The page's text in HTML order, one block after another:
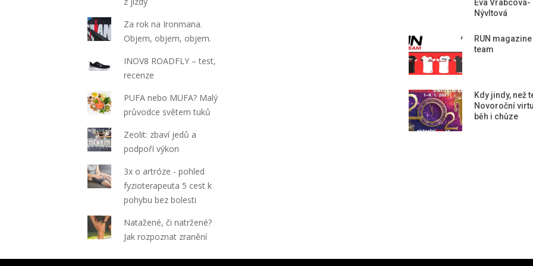
Za rok na Ironmana.
Objem, objem, objem.
INOV8 ROADFLY – test,
recenze
PUFA nebo MUFA? Malý
průvodce světem tuků
Zeolit: zbaví jedů a
podpoří výkon
3x o artróze - pohled
fyzioterapeuta 5 cest k
pohybu bez bolesti
Natažené, či natržené?
Jak rozpoznat zranění
Eva Vrabcová-
Nývltová
RUN magazine
team
Kdy jindy, než
Novoroční
běh i chůze